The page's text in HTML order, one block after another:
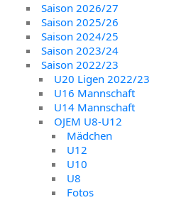
Saison 2026/27
Saison 2025/26
Saison 2024/25
Saison 2023/24
Saison 2022/23
U20 Ligen 2022/23
U16 Mannschaft
U14 Mannschaft
OJEM U8-U12
Mädchen
U12
U10
U8
Fotos